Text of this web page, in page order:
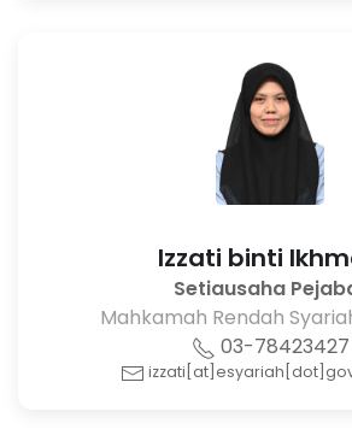
Izzati binti
Setiausaha
Mahkamah Rendah
03-78423427